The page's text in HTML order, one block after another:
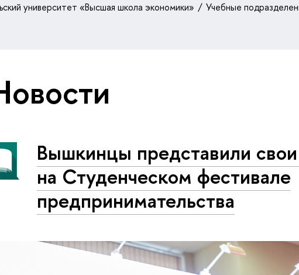
университет «Высшая школа экономики» Учебные
Вышкинцы представили
на Студенческом фестивале
предпринимательства